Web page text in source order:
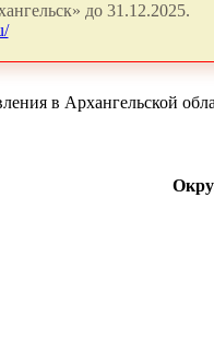
до 31.12.2025.
в Архангельской